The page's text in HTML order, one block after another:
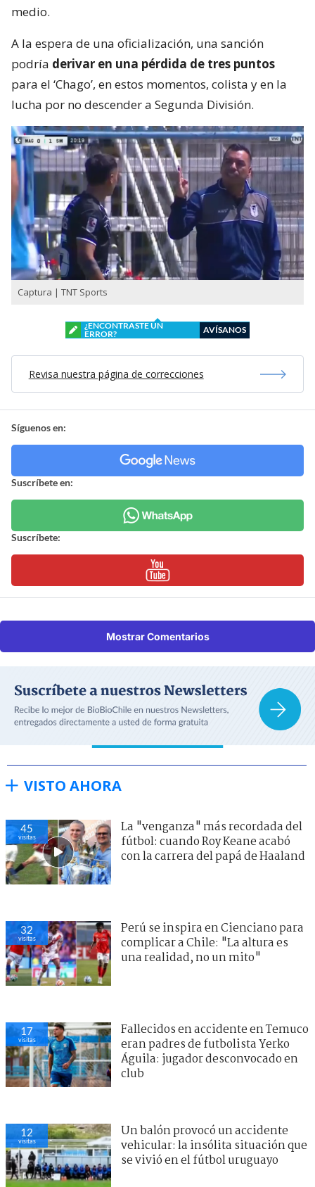
medio.
A la espera de una oficialización, una sanción
podría derivar en una pérdida de tres puntos
para el ‘Chago’, en estos momentos, colista y en la
lucha por no descender a Segunda División.
Captura | TNT Sports
¿ENCONTRASTE UN
ERROR?
AVÍSANOS
Revisa nuestra página de correcciones
Síguenos en:
Suscríbete en:
Suscríbete:
Mostrar Comentarios
VISTO AHORA
45
visitas
La "venganza" más recordada del
fútbol: cuando Roy Keane acabó
con la carrera del papá de Haaland
32
visitas
Perú se inspira en Cienciano para
complicar a Chile: "La altura es
una realidad, no un mito"
17
visitas
Fallecidos en accidente en Temuco
eran padres de futbolista Yerko
Águila: jugador desconvocado en
club
12
visitas
Un balón provocó un accidente
vehicular: la insólita situación que
se vivió en el fútbol uruguayo